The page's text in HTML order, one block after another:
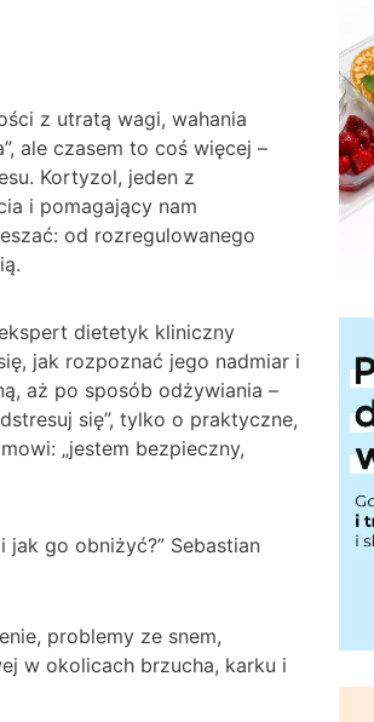
z utratą wagi, wahania
ale czasem to coś więcej –
Kortyzol, jeden z
i pomagający nam
od rozregulowanego
dietetyk kliniczny
jak rozpoznać jego nadmiar i
aż po sposób odżywiania –
się”, tylko o praktyczne,
„jestem bezpieczny,
jak go obniżyć?” Sebastian
problemy ze snem,
w okolicach brzucha, karku i